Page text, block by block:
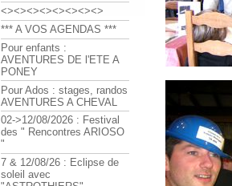
<><><><><><><><>
*** A VOS AGENDAS ***
Pour enfants :
AVENTURES DE l'ETE A
PONEY
Pour Ados : stages, randos
AVENTURES A CHEVAL
02->12/08/2026 : Festival
des " Rencontres ARIOSO
"
7 & 12/08/26 : Eclipse de
soleil avec